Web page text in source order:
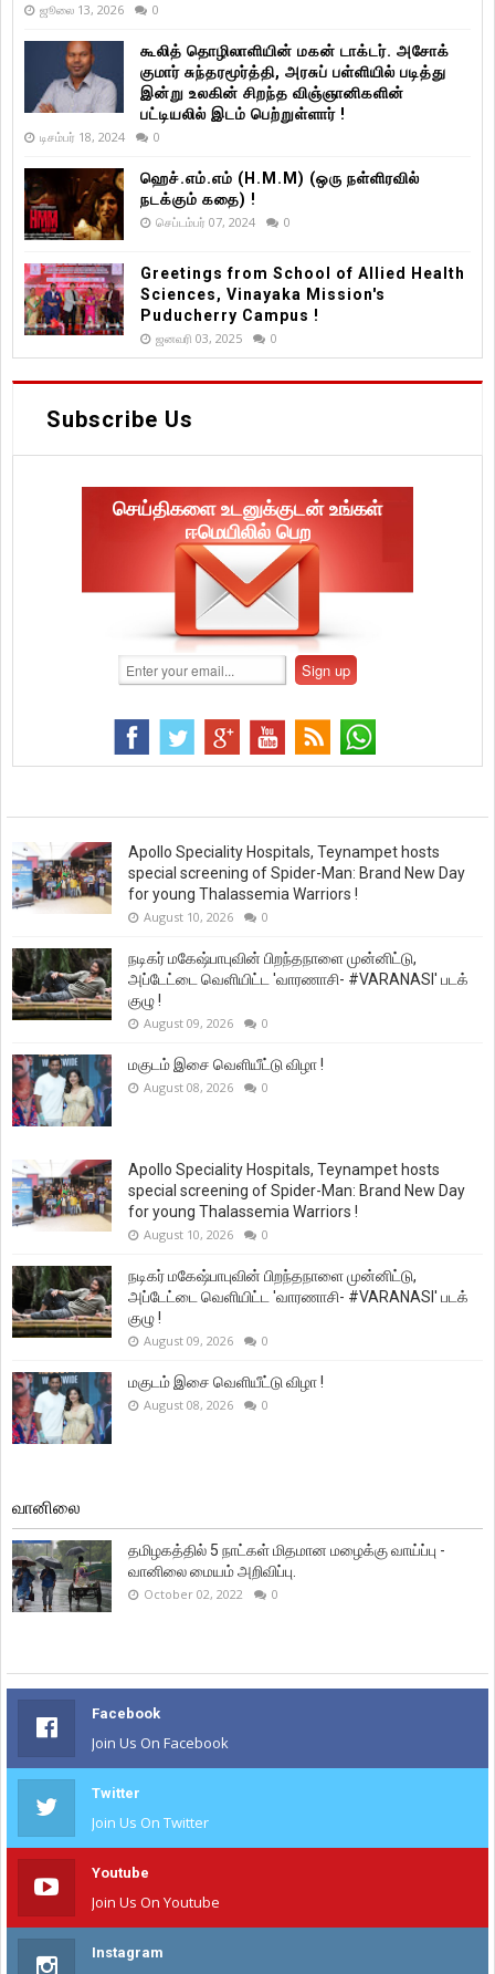
ஜூலை 13, 2026 0
கூலித் தொழிலாளியின் மகன் டாக்டர். அசோக்
குமார் சுந்தரமூர்த்தி, அரசுப் பள்ளியில் படித்து
இன்று உலகின் சிறந்த விஞ்ஞானிகளின்
பட்டியலில் இடம் பெற்றுள்ளார் !
டிசம்பர் 18, 2024 0
ஹெச்.எம்.எம் (H.M.M) (ஒரு நள்ளிரவில்
நடக்கும் கதை) !
செப்டம்பர் 07, 2024 0
Greetings from School of Allied Health
Sciences, Vinayaka Mission's
Puducherry Campus !
ஜனவரி 03, 2025 0
Subscribe Us
செய்திகளை உடனுக்குடன் உங்கள்
ஈமெயிலில் பெற
Apollo Speciality Hospitals, Teynampet hosts
special screening of Spider-Man: Brand New Day
for young Thalassemia Warriors !
August 10, 2026 0
நடிகர் மகேஷ்பாபுவின் பிறந்தநாளை முன்னிட்டு,
அப்டேட்டை வெளியிட்ட 'வாரணாசி- #VARANASI' படக்
குழு !
August 09, 2026 0
மகுடம் இசை வெளியீட்டு விழா !
August 08, 2026 0
Apollo Speciality Hospitals, Teynampet hosts
special screening of Spider-Man: Brand New Day
for young Thalassemia Warriors !
August 10, 2026 0
நடிகர் மகேஷ்பாபுவின் பிறந்தநாளை முன்னிட்டு,
அப்டேட்டை வெளியிட்ட 'வாரணாசி- #VARANASI' படக்
குழு !
August 09, 2026 0
மகுடம் இசை வெளியீட்டு விழா !
August 08, 2026 0
வானிலை
தமிழகத்தில் 5 நாட்கள் மிதமான மழைக்கு வாய்ப்பு -
வானிலை மையம் அறிவிப்பு.
October 02, 2022 0
Facebook
Join Us On Facebook
Twitter
Join Us On Twitter
Youtube
Join Us On Youtube
Instagram